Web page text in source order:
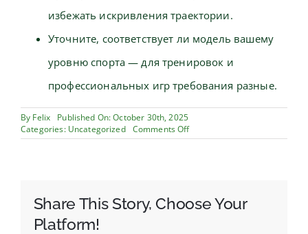
избежать искривления траектории.
Уточните, соответствует ли модель вашему
уровню спорта — для тренировок и
профессиональных игр требования разные.
By Felix
Published On: October 30th, 2025
Categories: Uncategorized Comments Offon
Мяч:
в
спорте
Share This Story, Choose Your
Platform!